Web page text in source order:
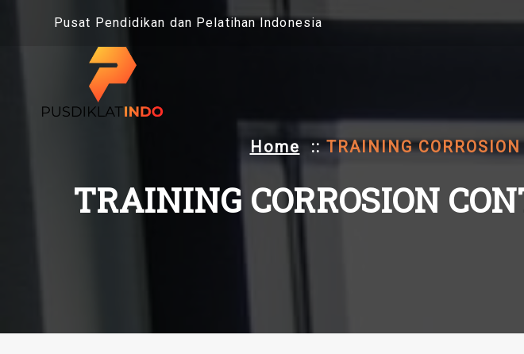
Pusat Pendidikan dan Pelatihan Indonesia
Home ::TRAINING
TRAINING CORROSION